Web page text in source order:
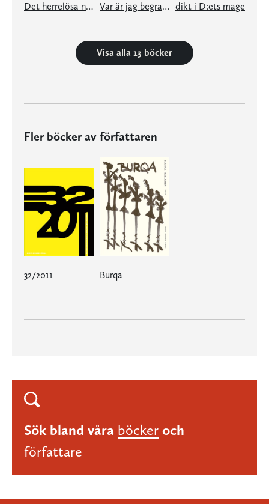
Det herrelösa nätet Var är jag begravd? dikt i D:ets mage
Visa alla 13 böcker
Fler böcker av författaren
32/2011 Burqa
Sök bland våra böcker och
författare